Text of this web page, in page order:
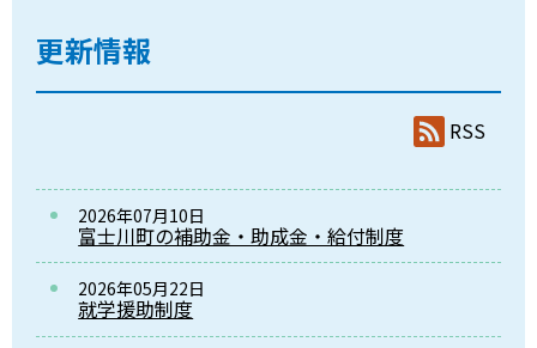
更新情報
RSS
2026年07月10日
富士川町の補助金・助成金・給付制度
2026年05月22日
就学援助制度